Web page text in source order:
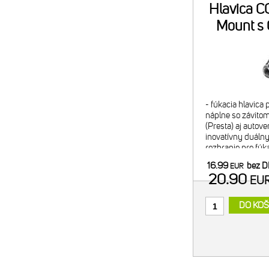
Hlavica
Mount s
- fúkacia hlavica
náplne so
(Presta) aj
inovatívny
rozhranie pre
- regulácia f
16.99EUR bez
20.90
DO